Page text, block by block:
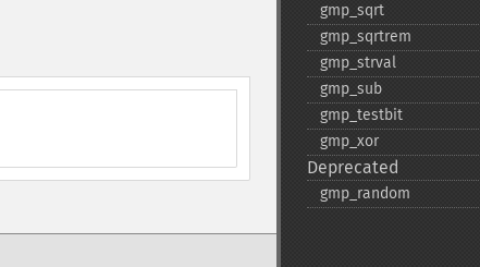
gmp_​sqrt
gmp_​sqrtrem
gmp_​strval
gmp_​sub
gmp_​testbit
gmp_​xor
Deprecated
gmp_​random